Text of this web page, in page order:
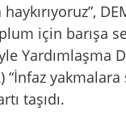
için barışa
Yardımlaşma
“İnfaz
taşıdı.